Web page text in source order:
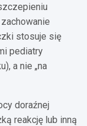
stosuje się
pediatry
a nie „na
doraźnej
reakcję lub inną